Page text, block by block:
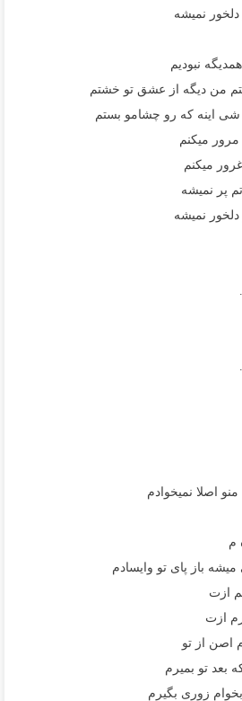
نمیشه
نبودیم
من دیگه از عشق تو خشتم
اینه که رو چشامو بستم
میکنم
میکنم
پر نمیشه
نمیشه
اصلا نمیخوادم
م
باز پای تو وایسادم
ازت
ازت
اصن از تو
بعد تو بمیرم
بخوام زوری بگیرم